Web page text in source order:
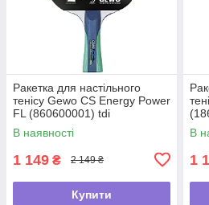
Ракетка для настільного
тенісу Gewo CS Energy Power
FL (860600001) tdi
В наявності
1 149 ₴ 2 149 ₴
Купити
В
1